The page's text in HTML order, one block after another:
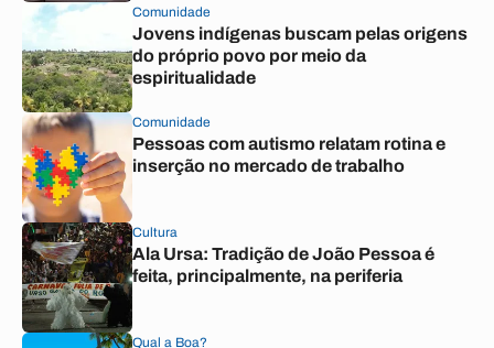
Comunidade
Jovens indígenas buscam pelas origens
do próprio povo por meio da
espiritualidade
Comunidade
Pessoas com autismo relatam rotina e
inserção no mercado de trabalho
Cultura
Ala Ursa: Tradição de João Pessoa é
feita, principalmente, na periferia
Qual a Boa?